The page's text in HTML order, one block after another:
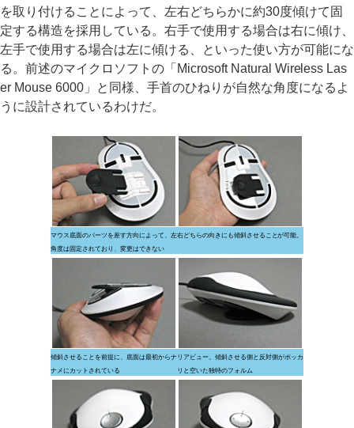
を取り付けることによって、左右どちらかに約30度傾けて固
定する構造を採用している。右手で使用する場合は右に傾け、
左手で使用する場合は左に傾ける、といった使い方が可能にな
る。前述のマイクロソフトの「Microsoft Natural Wireless Las
er Mouse 6000」と同様、手首のひねりが自然な角度になるよ
うに設計されているわけだ。
マウス底面のパーツを差す方向によって、左右どちらの向きにも傾斜させることが可能。
角度は固定されており、変更はできない
傾斜させることを前提に、底面は最初からナ
ナメにカットされている
リアビュー。傾斜させる側と反対側がポッカ
リと空いた独特のフォルム